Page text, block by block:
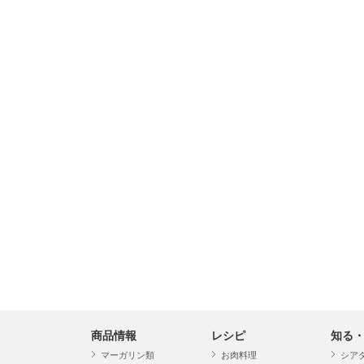
商品情報
マーガリン類
レシピ
お肉料理
知る
シア